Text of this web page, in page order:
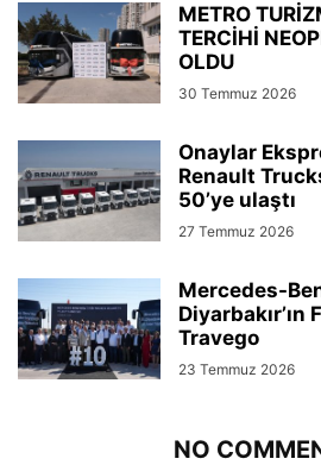
METRO
TERCİHİ
OLDU
30 Temmuz 2026
Onaylar
Renault
50’ye ulaştı
27 Temmuz 2026
Mercedes-
Diyarbakır’ın
Travego
23 Temmuz 2026
NO